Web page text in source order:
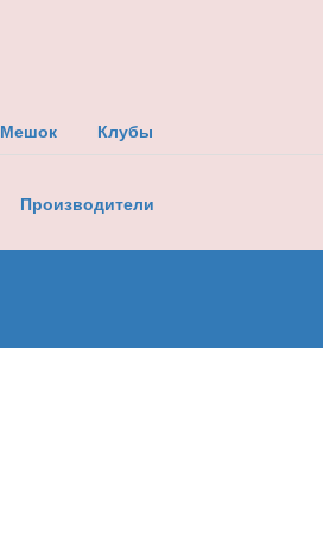
Мешок Клубы
Производители